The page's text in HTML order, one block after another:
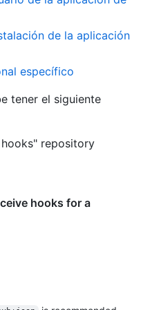
de la aplicación
específico
tener el siguiente
repository
hooks for a